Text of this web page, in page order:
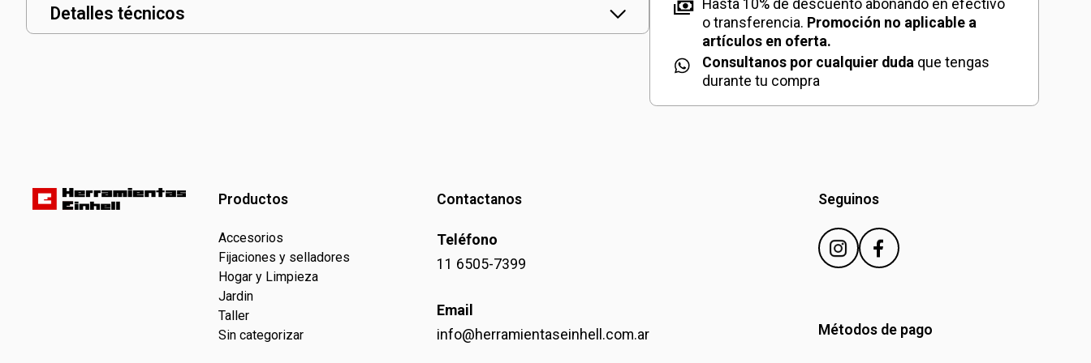
Detalles técnicos
Hasta 10% de descuento abonando en efectivo
o transferencia. Promoción no aplicable a
artículos en oferta.
Consultanos por cualquier duda que tengas
durante tu compra
Productos
Accesorios
Fijaciones y selladores
Hogar y Limpieza
Jardin
Taller
Sin categorizar
Contactanos
Teléfono
11 6505-7399
Email
info@herramientaseinhell.com.ar
Seguinos
Métodos de pago